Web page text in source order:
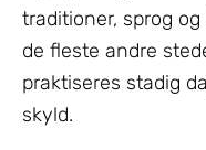
traditioner, sprog
de fleste andre
praktiseres stadig
skyld.